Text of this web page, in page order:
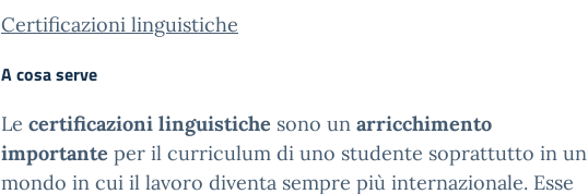
Certificazioni linguistiche
A cosa serve
Le certificazioni linguistiche sono un arricchimento
importante per il curriculum di uno studente soprattutto in un
mondo in cui il lavoro diventa sempre più internazionale. Esse